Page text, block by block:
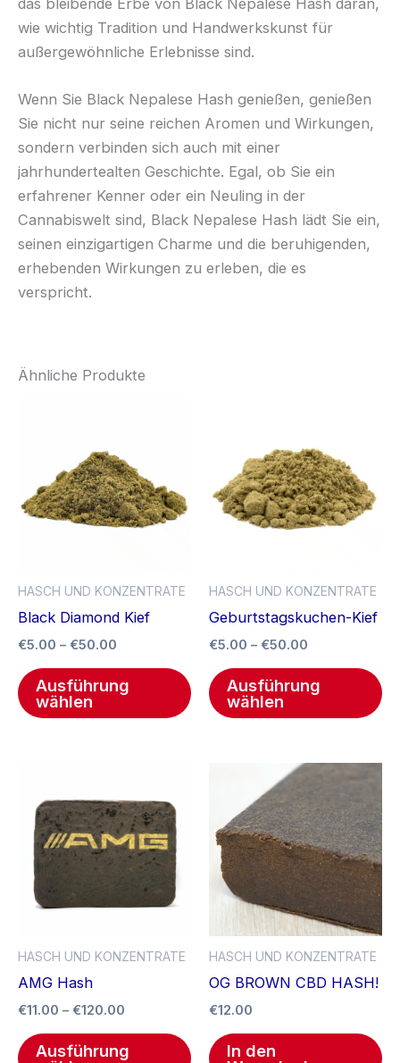
das bleibende Erbe von Black Nepalese Hash daran,
wie wichtig Tradition und Handwerkskunst für
außergewöhnliche Erlebnisse sind.
Wenn Sie Black Nepalese Hash genießen, genießen
Sie nicht nur seine reichen Aromen und Wirkungen,
sondern verbinden sich auch mit einer
jahrhundertealten Geschichte. Egal, ob Sie ein
erfahrener Kenner oder ein Neuling in der
Cannabiswelt sind, Black Nepalese Hash lädt Sie ein,
seinen einzigartigen Charme und die beruhigenden,
erhebenden Wirkungen zu erleben, die es
verspricht.
Ähnliche Produkte
HASCH UND KONZENTRATE
Black Diamond Kief
€5.00 – €50.00
€50.00
Ausführung
wählen
mehrere
Varianten
können
auf
der
Produktseite
gewählt
werden
HASCH UND KONZENTRATE
Geburtstagskuchen-Kief
€5.00 – €50.00
€50.00
Ausführung
wählen
HASCH UND KONZENTRATE
AMG Hash
€11.00 – €120.00
bis
€120.00
Ausführung
weist
mehrere
Varianten
können
auf
der
Produktseite
HASCH UND KONZENTRATE
OG BROWN CBD HASH!
€12.00
In den